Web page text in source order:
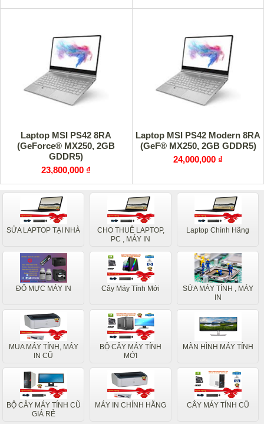
Laptop MSI PS42 8RA
(GeForce® MX250, 2GB
GDDR5)
23,800,000 ₫
Laptop MSI PS42 Modern 8RA
(GeF® MX250, 2GB GDDR5)
24,000,000 ₫
SỬA LAPTOP TẠI NHÀ
CHO THUÊ LAPTOP,
PC , MÁY IN
Laptop Chính Hãng
ĐỔ MỰC MÁY IN Cây Máy Tính Mới
SỬA MÁY TÍNH , MÁY
IN
MUA MÁY TÍNH, MÁY
IN CŨ
BỘ CÂY MÁY TÍNH
MỚI
MÀN HÌNH MÁY TÍNH
BỘ CÂY MÁY TÍNH CŨ
GIÁ RẺ
MÁY IN CHÍNH HÃNG CÂY MÁY TÍNH CŨ